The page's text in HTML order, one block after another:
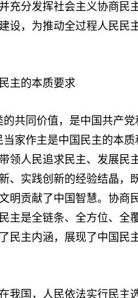
充分发挥社会主义协商民
设，为推动全过程人民民
主的本质要求
同价值，是中国共产党
家作主是中国民主的本
领人民追求民主、发展民
、实践创新的经验结晶，
明贡献了中国智慧。协商
主是全链条、全方位、全
民主内涵，展现了中国民
国，人民依法实行民主选